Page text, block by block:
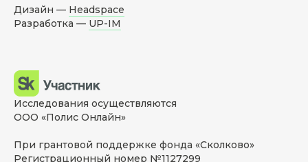
Дизайн — Headspace
Разработка — UP-IM
Исследования осуществляются
ООО «Полис Онлайн»
При грантовой поддержке фонда «Сколково»
Регистрационный номер №1127299